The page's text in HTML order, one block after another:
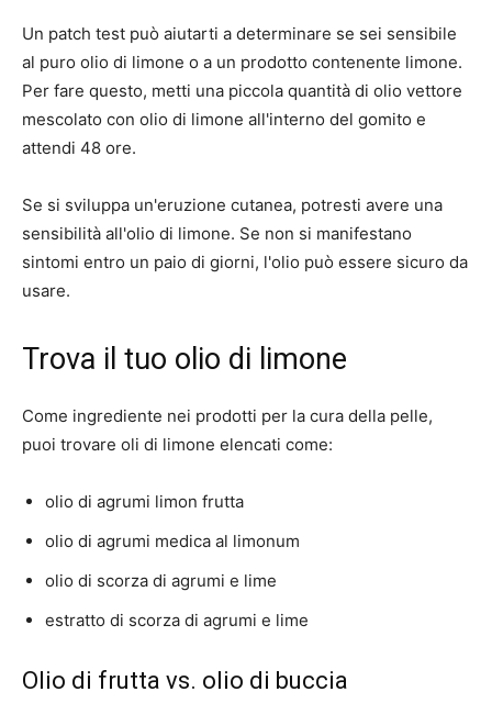
Un patch test può aiutarti a determinare se sei sensibile
al puro olio di limone o a un prodotto contenente limone.
Per fare questo, metti una piccola quantità di olio vettore
mescolato con olio di limone all'interno del gomito e
attendi 48 ore.
Se si sviluppa un'eruzione cutanea, potresti avere una
sensibilità all'olio di limone. Se non si manifestano
sintomi entro un paio di giorni, l'olio può essere sicuro da
usare.
Trova il tuo olio di limone
Come ingrediente nei prodotti per la cura della pelle,
puoi trovare oli di limone elencati come:
olio di agrumi limon frutta
olio di agrumi medica al limonum
olio di scorza di agrumi e lime
estratto di scorza di agrumi e lime
Olio di frutta vs. olio di buccia